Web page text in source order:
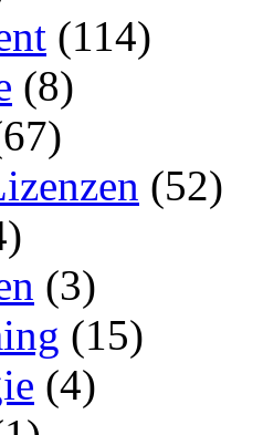
(114)
(8)
(52)
(3)
(15)
(4)